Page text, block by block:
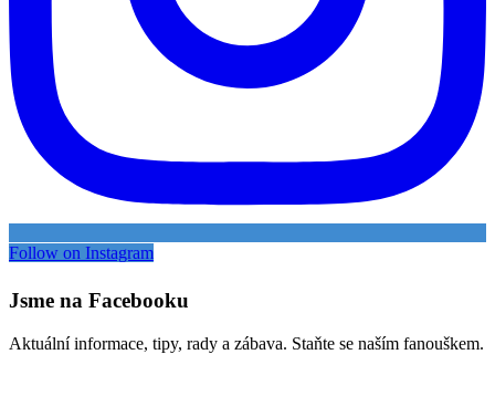
Follow on Instagram
Jsme na Facebooku
Aktuální informace, tipy, rady a zábava. Staňte se naším fanouškem.